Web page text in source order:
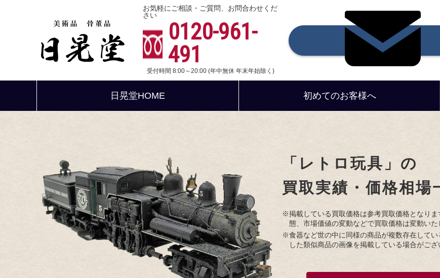
お気軽にご相談・ご質問、お問合わせくだ
さい
0120-961-
491
受付時間 8:00～20:00 (年中無休 年末年始除く)
日晃堂HOME 初めてのお客様へ
「レトロ玩具」の
買取実績・価格相場
※掲載している買取価格は参考買取価格となりま
態、市場価値の変動などで買取価格は変動いた
※食器など世の中に同様の商品が複数存在してい
した類似商品の画像を掲載している場合がござ